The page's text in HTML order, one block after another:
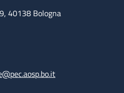
40138 Bologna